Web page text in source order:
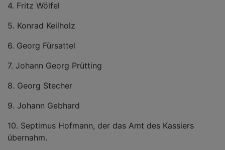
4. Fritz Wölfel
5. Konrad Keilholz
6. Georg Fürsattel
7. Johann Georg Prütting
8. Georg Stecher
9. Johann Gebhard
10. Septimus Hofmann, der das Amt des Kassiers
übernahm.